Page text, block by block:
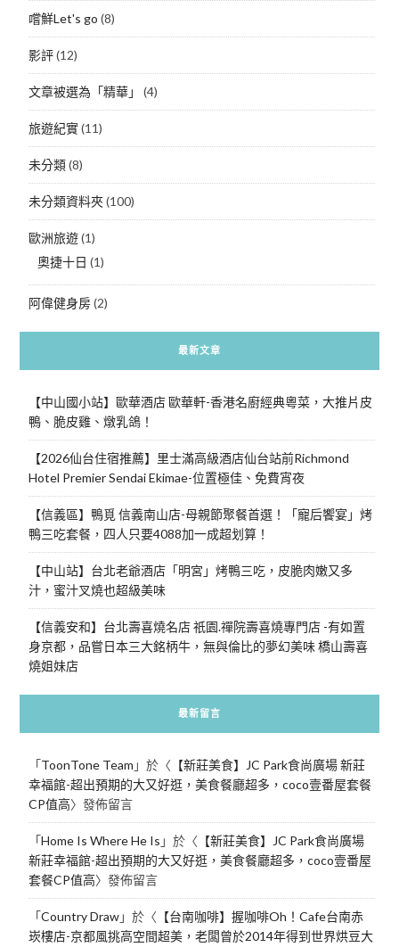
嚐鮮Let's go (8)
影評(12)
文章被選為「精華」 (4)
旅遊紀實(11)
未分類(8)
未分類資料夾(100)
歐洲旅遊(1)
奧捷十日 (1)
阿偉健身房(2)
最新文章
【中山國小站】歐華酒店 歐華軒-香港名廚經典粵菜，大推片皮
鴨、脆皮雞、燉乳鴿！
【2026仙台住宿推薦】里士滿高級酒店仙台站前Richmond
Hotel Premier Sendai Ekimae-位置極佳、免費宵夜
【信義區】鴨覓 信義南山店-母親節聚餐首選！「寵后饗宴」烤
鴨三吃套餐，四人只要4088加一成超划算！
【中山站】台北老爺酒店「明宮」烤鴨三吃，皮脆肉嫩又多
汁，蜜汁叉燒也超級美味
【信義安和】台北壽喜燒名店 祇園.禪院壽喜燒專門店 -有如置
身京都，品嘗日本三大銘柄牛，無與倫比的夢幻美味 橋山壽喜
燒姐妹店
最新留言
「ToonTone Team 」於〈 【新莊美食】JC Park食尚廣場 新莊
幸福館-超出預期的大又好逛，美食餐廳超多，coco壹番屋套餐
CP值高〉發佈留言
「Home Is Where He Is 」於〈 【新莊美食】JC Park食尚廣場
新莊幸福館-超出預期的大又好逛，美食餐廳超多，coco壹番屋
套餐CP值高〉發佈留言
「Country Draw」於〈 【台南咖啡】握咖啡Oh！Cafe台南赤
崁樓店-京都風挑高空間超美，老闆曾於2014年得到世界烘豆大